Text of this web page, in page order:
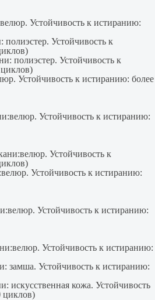
Устойчивость к истиранию:
полиэстер. Устойчивость к
полиэстер. Устойчивость к
Устойчивость к истиранию: более
Устойчивость к истиранию:
Устойчивость к
Устойчивость к истиранию:
Устойчивость к истиранию:
Устойчивость к истиранию:
замша. Устойчивость к истиранию:
искусственная кожа. Устойчивость
циклов)